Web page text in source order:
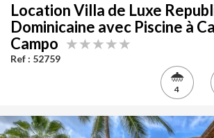
Location Villa de Luxe
Dominicaine avec Piscine à
Campo
Ref : 52759
4